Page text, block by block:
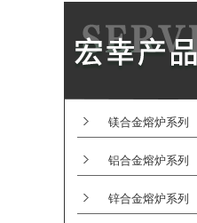
镁合金熔炉系列
铝合金熔炉系列
锌合金熔炉系列